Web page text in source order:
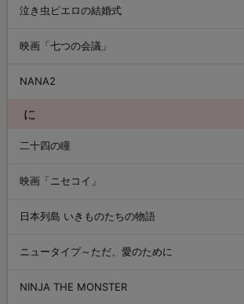
泣き虫ピエロの結婚式
映画「七つの会議」
NANA2
に
二十四の瞳
映画「ニセコイ」
日本列島 いきものたちの物語
ニュータイプ～ただ、愛のために
NINJA THE MONSTER